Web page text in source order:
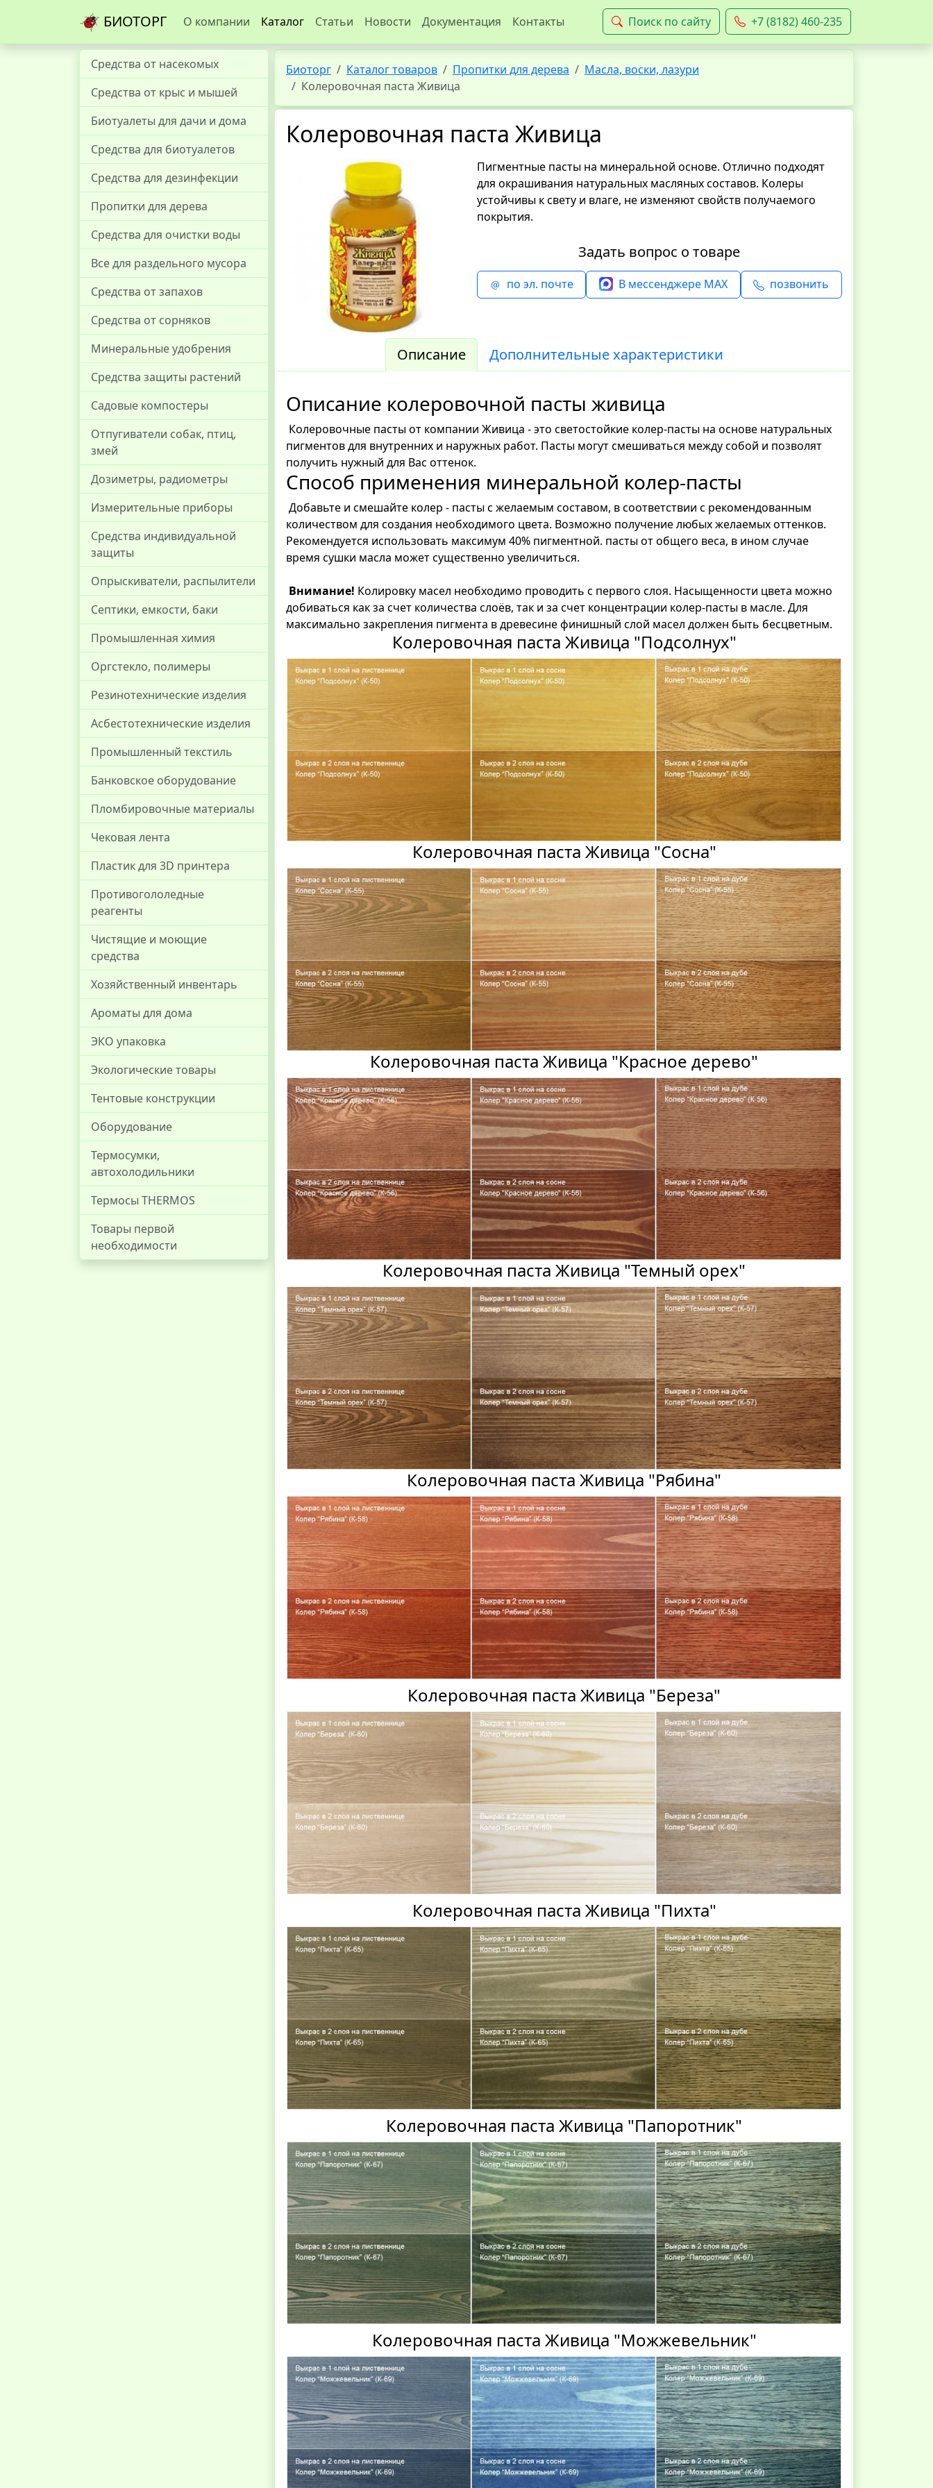
БИОТОРГ О компании Каталог Статьи Новости Документация Контакты Поиск по сайту +7 (8182) 460-235
Средства от насекомых
Средства от крыс и мышей
Биотуалеты для дачи и дома
Средства для биотуалетов
Средства для дезинфекции
Пропитки для дерева
Средства для очистки воды
Все для раздельного мусора
Средства от запахов
Средства от сорняков
Минеральные удобрения
Средства защиты растений
Садовые компостеры
Отпугиватели собак, птиц,
змей
Дозиметры, радиометры
Измерительные приборы
Средства индивидуальной
защиты
Опрыскиватели, распылители
Септики, емкости, баки
Промышленная химия
Оргстекло, полимеры
Резинотехнические изделия
Асбестотехнические изделия
Промышленный текстиль
Банковское оборудование
Пломбировочные материалы
Чековая лента
Пластик для 3D принтера
Противогололедные
реагенты
Чистящие и моющие
средства
Хозяйственный инвентарь
Ароматы для дома
ЭКО упаковка
Экологические товары
Тентовые конструкции
Оборудование
Термосумки,
автохолодильники
Термосы THERMOS
Товары первой
необходимости
Биоторг Каталог товаров Пропитки для дерева
Масла, воски, лазури
Колеровочная паста Живица
Колеровочная паста Живица
Пигментные пасты на минеральной основе. Отлично подходят
для окрашивания натуральных масляных составов. Колеры
устойчивы к свету и влаге, не изменяют свойств получаемого
покрытия.
Задать вопрос о товаре
по эл. почте В мессенджере MAX позвонить
Описание Дополнительные характеристики
Описание колеровочной пасты живица
Колеровочные пасты от компании Живица - это светостойкие колер-пасты на основе натуральных
пигментов для внутренних и наружных работ. Пасты могут смешиваться между собой и позволят
получить нужный для Вас оттенок.
Способ применения минеральной колер-пасты
Добавьте и смешайте колер - пасты с желаемым составом, в соответствии с рекомендованным
количеством для создания необходимого цвета. Возможно получение любых желаемых оттенков.
Рекомендуется использовать максимум 40% пигментной. пасты от общего веса, в ином случае
время сушки масла может существенно увеличиться.
Внимание! Колировку масел необходимо проводить с первого слоя. Насыщенности цвета можно
добиваться как за счет количества слоёв, так и за счет концентрации колер-пасты в масле. Для
максимально закрепления пигмента в древесине финишный слой масел должен быть бесцветным.
Колеровочная паста Живица "Подсолнух"
Колеровочная паста Живица "Сосна"
Колеровочная паста Живица "Красное дерево"
Колеровочная паста Живица "Темный орех"
Колеровочная паста Живица "Рябина"
Колеровочная паста Живица "Береза"
Колеровочная паста Живица "Пихта"
Колеровочная паста Живица "Папоротник"
Колеровочная паста Живица "Можжевельник"